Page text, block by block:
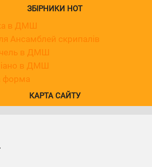
ЗБІРНИКИ НОТ
в ДМШ
Ансамблей скрипалів
в ДМШ
в ДМШ
форма
КАРТА САЙТУ